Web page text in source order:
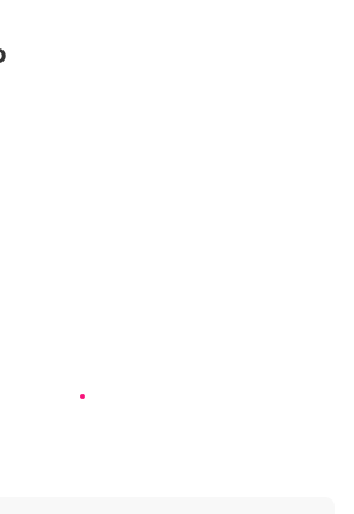
площадкой для спортивных игр,